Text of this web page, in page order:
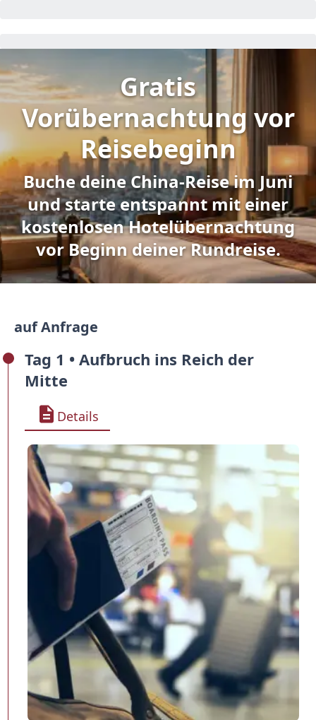
Gratis
Vorübernachtung vor
Reisebeginn
Buche deine China-Reise im Juni
und starte entspannt mit einer
kostenlosen Hotelübernachtung
vor Beginn deiner Rundreise.
auf Anfrage
Tag 1 • Aufbruch ins Reich der
Mitte
Details